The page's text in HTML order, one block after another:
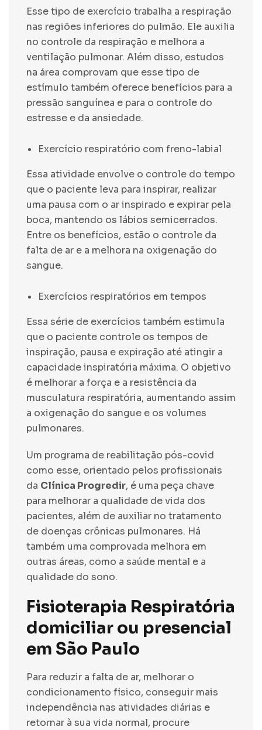
Esse tipo de exercício trabalha a respiração
nas regiões inferiores do pulmão. Ele auxilia
no controle da respiração e melhora a
ventilação pulmonar. Além disso, estudos
na área comprovam que esse tipo de
estímulo também oferece benefícios para a
pressão sanguínea e para o controle do
estresse e da ansiedade.
Exercício respiratório com freno-labial
Essa atividade envolve o controle do tempo
que o paciente leva para inspirar, realizar
uma pausa com o ar inspirado e expirar pela
boca, mantendo os lábios semicerrados.
Entre os benefícios, estão o controle da
falta de ar e a melhora na oxigenação do
sangue.
Exercícios respiratórios em tempos
Essa série de exercícios também estimula
que o paciente controle os tempos de
inspiração, pausa e expiração até atingir a
capacidade inspiratória máxima. O objetivo
é melhorar a força e a resistência da
musculatura respiratória, aumentando assim
a oxigenação do sangue e os volumes
pulmonares.
Um programa de reabilitação pós-covid
como esse, orientado pelos profissionais
da Clínica Progredir, é uma peça chave
para melhorar a qualidade de vida dos
pacientes, além de auxiliar no tratamento
de doenças crônicas pulmonares. Há
também uma comprovada melhora em
outras áreas, como a saúde mental e a
qualidade do sono.
Fisioterapia Respiratória
domiciliar ou presencial
em São Paulo
Para reduzir a falta de ar, melhorar o
condicionamento físico, conseguir mais
independência nas atividades diárias e
retornar à sua vida normal, procure